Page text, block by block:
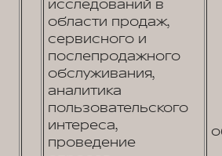
исследований в
области продаж,
сервисного и
послепродажного
обслуживания,
аналитика
пользовательского
интереса,
проведение